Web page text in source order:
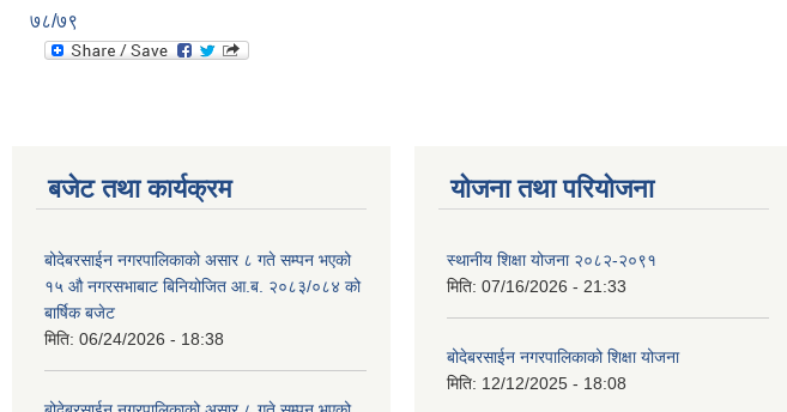
७८/७९
बजेट तथा कार्यक्रम
बोदेबरसाईन नगरपालिकाको असार ८ गते सम्पन भएको
१५ ‍‍‍औ नगरसभाबाट बिनियोजित आ.ब. २०८३/०८४ को
बार्षिक बजेट
मिति: 06/24/2026 - 18:38
योजना तथा परियोजना
स्थानीय शिक्षा योजना २०८२-२०९१
मिति: 07/16/2026 - 21:33
बोदेबरसाईन नगरपालिकाको शिक्षा योजना
मिति: 12/12/2025 - 18:08